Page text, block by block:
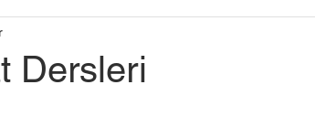
Dersleri